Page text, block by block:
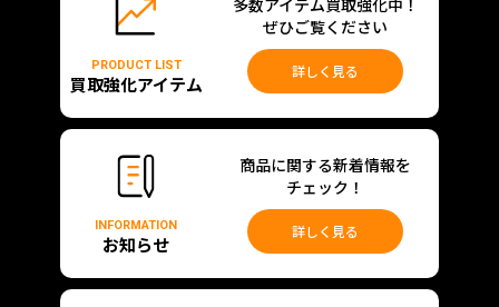
PRODUCT LIST
買取強化アイテム
多数アイテム買取強化中！
ぜひご覧ください
詳しく見る
INFORMATION
お知らせ
商品に関する新着情報を
チェック！
詳しく見る